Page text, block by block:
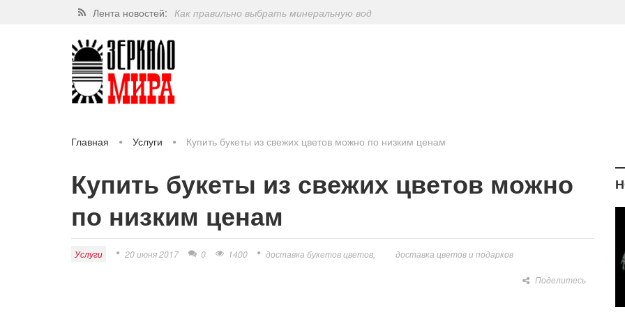
Лента новостей: Как правильно выбрать минеральную вод
Какие орехи самые полезные: диетологи
Главная Услуги Купить букеты из свежих цветов можно по низким ценам
Купить букеты из свежих цветов можно
по низким ценам
Услуги 20 июня 2017 0 1400 доставка букетов цветов доставка цветов и подарков
Поделитесь